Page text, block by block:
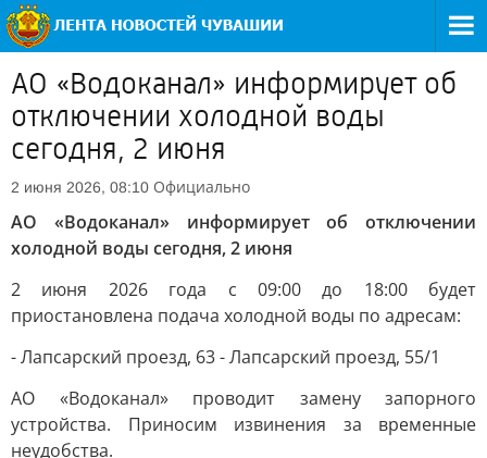
АО «Водоканал» информирует об
отключении холодной воды
сегодня, 2 июня
2 июня 2026, 08:10 Официально
АО «Водоканал» информирует об отключении
холодной воды сегодня, 2 июня
2 июня 2026 года с 09:00 до 18:00 будет
приостановлена подача холодной воды по адресам:
- Лапсарский проезд, 63 - Лапсарский проезд, 55/1
АО «Водоканал» проводит замену запорного
устройства. Приносим извинения за временные
неудобства.